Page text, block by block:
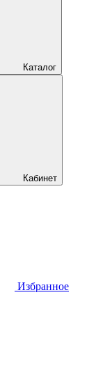
Каталог
Кабинет
Избранное